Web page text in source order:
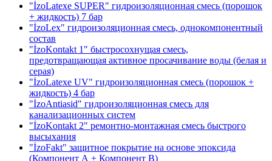
"İzoLatexe SUPER" гидроизоляционная смесь (порошок
+ жидкость) 7 бар
"İzoLex" гидроизоляционная смесь, однокомпонентный
состав
"İzoKontakt 1" быстросохнущая смесь,
предотвращающая активное просачивание воды (белая и
серая)
"İzoLatexe UV" гидроизоляционная смесь (порошок +
жидкость) 4 бар
"İzoAntiasid" гидроизоляционная смесь для
канализационных систем
"İzoKontakt 2" ремонтно-монтажная смесь быстрого
высыхания
"İzoFakt" защитное покрытие на основе эпоксида
(Компонент А + Компонент В)